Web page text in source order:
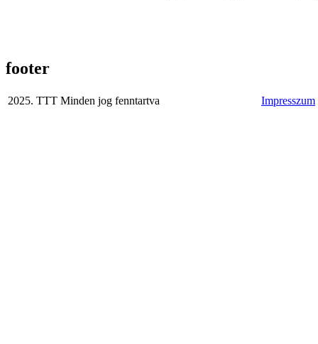
footer
2025. TTT Minden jog fenntartva Impresszum